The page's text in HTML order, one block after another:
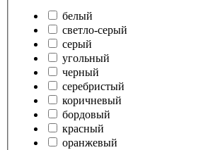
белый
светло-серый
серый
угольный
черный
серебристый
коричневый
бордовый
красный
оранжевый